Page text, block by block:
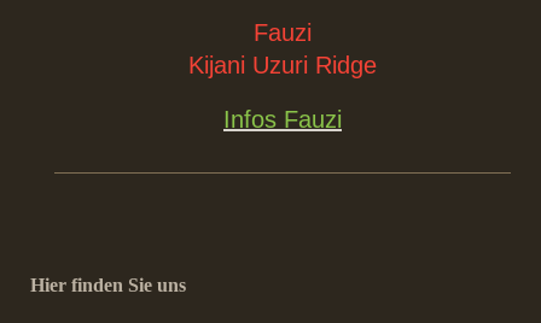
Fauzi
Kijani Uzuri Ridge
Infos Fauzi
Hier finden Sie uns